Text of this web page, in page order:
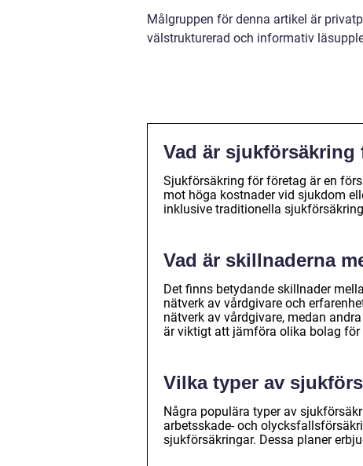
Målgruppen för denna artikel är
välstrukturerad och informativ
Vad är sjukförsäkring
Sjukförsäkring för företag är en
mot höga kostnader vid sjukdom
inklusive traditionella
Vad är skillnaderna
Det finns betydande skillnader
nätverk av vårdgivare och
nätverk av vårdgivare, medan
är viktigt att jämföra olika bolag
Vilka typer av
Några populära typer av
arbetsskade- och
sjukförsäkringar. Dessa planer